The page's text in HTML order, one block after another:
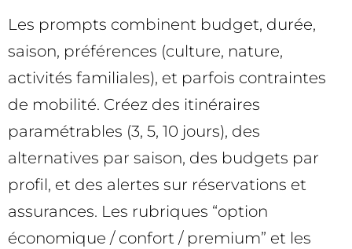
Les prompts combinent budget, durée,
saison, préférences (culture, nature,
activités familiales), et parfois contraintes
de mobilité. Créez des itinéraires
paramétrables (3, 5, 10 jours), des
alternatives par saison, des budgets par
profil, et des alertes sur réservations et
assurances. Les rubriques “option
économique / confort / premium” et les